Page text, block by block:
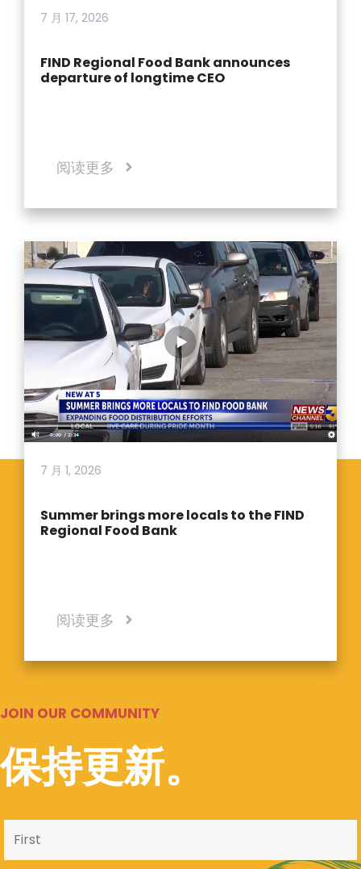
7 月 17, 2026
FIND Regional Food Bank announces
departure of longtime CEO
阅读更多
7 月 1, 2026
Summer brings more locals to the FIND
Regional Food Bank
阅读更多
JOIN OUR COMMUNITY
保持更新。